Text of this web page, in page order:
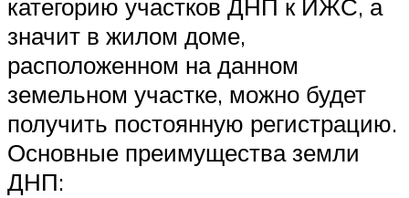
категорию участков ДНП к ИЖС, а
значит в жилом доме,
расположенном на данном
земельном участке, можно будет
получить постоянную регистрацию.
Основные преимущества земли
ДНП: